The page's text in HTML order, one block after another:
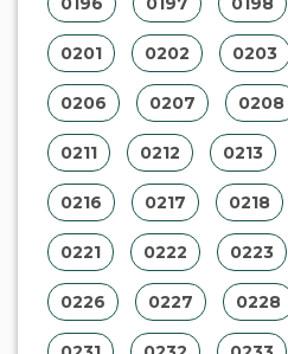
0201 0202 0203
0206 0207 0208
0211 0212 0213
0216 0217 0218
0221 0222 0223
0226 0227 0228